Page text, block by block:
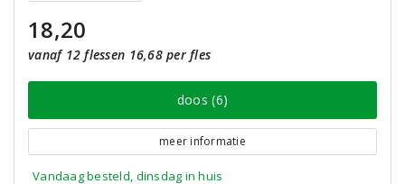
18,20
vanaf 12 flessen 16,68 per fles
doos (6)
meer informatie
Vandaag besteld, dinsdag in huis